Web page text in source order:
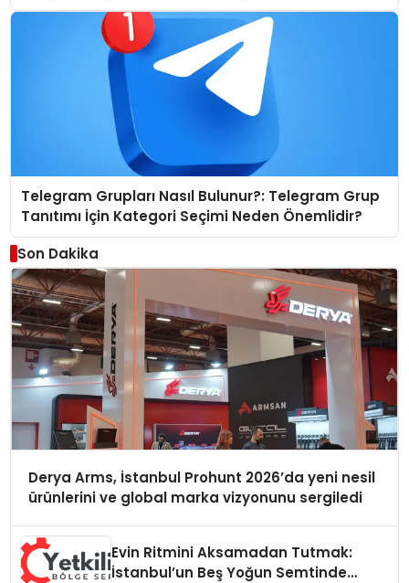
Telegram Grupları Nasıl Bulunur?: Telegram Grup
Tanıtımı İçin Kategori Seçimi Neden Önemlidir?
Son Dakika
Derya Arms, İstanbul Prohunt 2026’da yeni nesil
ürünlerini ve global marka vizyonunu sergiledi
Evin Ritmini Aksamadan Tutmak:
İstanbul’un Beş Yoğun Semtinde